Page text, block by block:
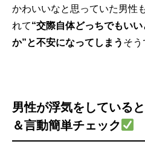
かわいいなと思っていた男性
れて“交際自体どっちでもい
か”と不安になってしまう そう
男性が浮気をしている
＆言動簡単チェック